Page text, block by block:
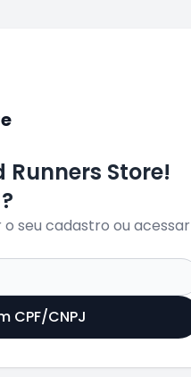
Runners Store!
seu cadastro ou acessar
CPF/CNPJ